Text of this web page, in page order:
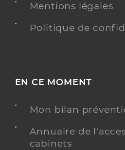
Mentions légales
Politique de
EN CE MOMENT
Mon bilan
Annuaire de
cabinets